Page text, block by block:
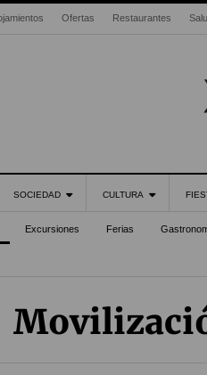
Ofertas Restaurantes
SOCIEDAD CULTURA
Excursiones Ferias